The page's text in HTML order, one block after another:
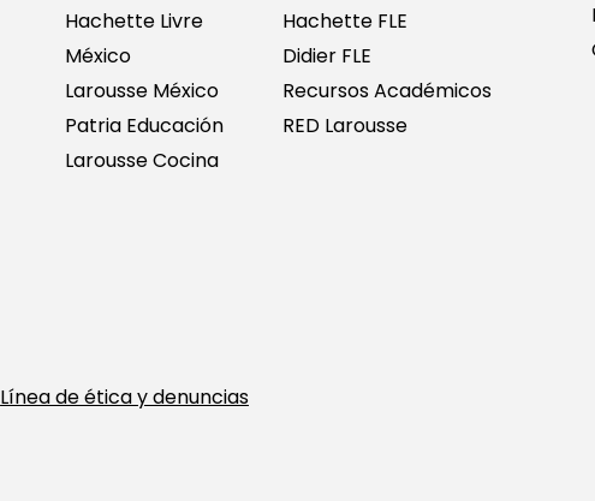
Hachette Livre
México
Larousse México
Patria Educación
Larousse Cocina
Hachette FLE
Didier FLE
Recursos Académicos
RED Larousse
Línea de ética y denuncias